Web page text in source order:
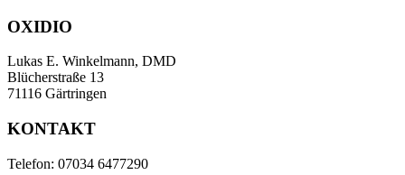
OXIDIO
Lukas E. Winkelmann, DMD
Blücherstraße 13
71116 Gärtringen
KONTAKT
Telefon: 07034 6477290